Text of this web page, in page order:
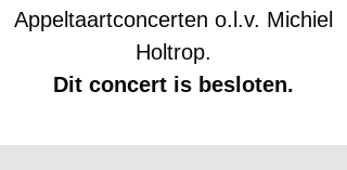
Appeltaartconcerten o.l.v. Michiel
Holtrop.
Dit concert is besloten.